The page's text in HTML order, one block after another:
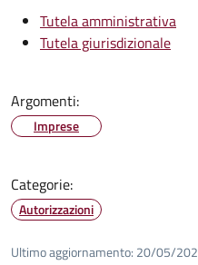
Tutela amministrativa
Tutela giurisdizionale
Argomenti:
Imprese
Categorie:
Autorizzazioni
Ultimo aggiornamento: 20/05/